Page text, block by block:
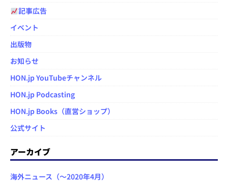
記事広告
イベント
出版物
お知らせ
HON.jp YouTubeチャンネル
HON.jp Podcasting
HON.jp Books（直営ショップ）
公式サイト
アーカイブ
海外ニュース（～2020年4月）